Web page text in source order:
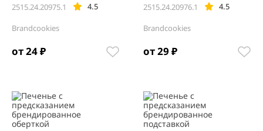
от 24 ₽
2515.24.20975.1 4.5
Brandcookies
от 29 ₽
2515.24.20976.1 4.5
Brandcookies